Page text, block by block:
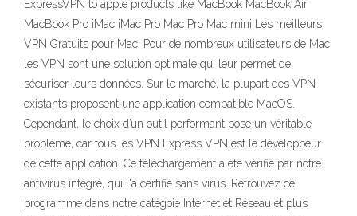
ExpressVPN to apple products like MacBook MacBook Air
MacBook Pro iMac iMac Pro Mac Pro Mac mini Les meilleurs
VPN Gratuits pour Mac. Pour de nombreux utilisateurs de Mac,
les VPN sont une solution optimale qui leur permet de
sécuriser leurs données. Sur le marché, la plupart des VPN
existants proposent une application compatible MacOS.
Cependant, le choix d’un outil performant pose un véritable
problème, car tous les VPN Express VPN est le développeur
de cette application. Ce téléchargement a été vérifié par notre
antivirus intégré, qui l'a certifié sans virus. Retrouvez ce
programme dans notre catégoie Internet et Réseau et plus